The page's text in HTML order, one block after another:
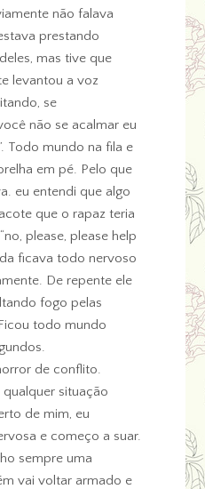
não falava
prestando
mas tive que
levantou a voz
se
não se acalmar eu
Todo mundo na fila e
em pé. Pelo que
eu entendi que algo
que o rapaz teria
please, please help
ficava todo nervoso
De repente ele
fogo pelas
todo mundo
de conflito.
situação
de mim, eu
e começo a suar.
sempre uma
vai voltar armado e